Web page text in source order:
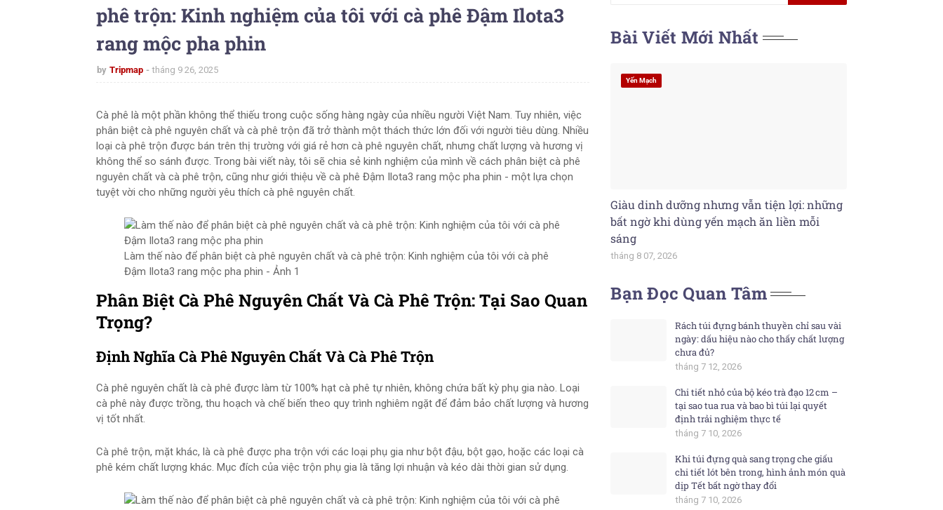
phê trộn: Kinh nghiệm của tôi với cà phê Đậm Ilota3
rang mộc pha phin
by Tripmap tháng 9 26, 2025
Cà phê là một phần không thể thiếu trong cuộc sống hàng ngày của nhiều người Việt Nam. Tuy nhiên, việc
phân biệt cà phê nguyên chất và cà phê trộn đã trở thành một thách thức lớn đối với người tiêu dùng. Nhiều
loại cà phê trộn được bán trên thị trường với giá rẻ hơn cà phê nguyên chất, nhưng chất lượng và hương vị
không thể so sánh được. Trong bài viết này, tôi sẽ chia sẻ kinh nghiệm của mình về cách phân biệt cà phê
nguyên chất và cà phê trộn, cũng như giới thiệu về cà phê Đậm Ilota3 rang mộc pha phin - một lựa chọn
tuyệt vời cho những người yêu thích cà phê nguyên chất.
Làm thế nào để phân biệt cà phê nguyên chất và cà phê trộn: Kinh nghiệm của tôi với cà phê
Đậm Ilota3 rang mộc pha phin - Ảnh 1
Phân Biệt Cà Phê Nguyên Chất Và Cà Phê Trộn: Tại Sao Quan
Trọng?
Định Nghĩa Cà Phê Nguyên Chất Và Cà Phê Trộn
Cà phê nguyên chất là cà phê được làm từ 100% hạt cà phê tự nhiên, không chứa bất kỳ phụ gia nào. Loại
cà phê này được trồng, thu hoạch và chế biến theo quy trình nghiêm ngặt để đảm bảo chất lượng và hương
vị tốt nhất.
Cà phê trộn, mặt khác, là cà phê được pha trộn với các loại phụ gia như bột đậu, bột gạo, hoặc các loại cà
phê kém chất lượng khác. Mục đích của việc trộn phụ gia là tăng lợi nhuận và kéo dài thời gian sử dụng.
Bài Viết Mới Nhất
Yến Mạch
Giàu dinh dưỡng nhưng vẫn tiện lợi: những
bất ngờ khi dùng yến mạch ăn liền mỗi
sáng
tháng 8 07, 2026
Bạn Đọc Quan Tâm
Rách túi đựng bánh thuyền chỉ sau vài
ngày: dấu hiệu nào cho thấy chất lượng
chưa đủ?
tháng 7 12, 2026
Chi tiết nhỏ của bộ kéo trà đạo 12 cm –
tại sao tua rua và bao bì túi lại quyết
định trải nghiệm thực tế
tháng 7 10, 2026
Khi túi đựng quà sang trọng che giấu
chi tiết lót bên trong, hình ảnh món quà
dịp Tết bất ngờ thay đổi
tháng 7 10, 2026